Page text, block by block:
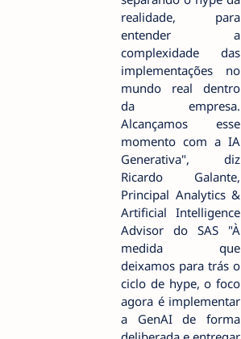
realidade, para
entender a
complexidade das
implementações no
mundo real dentro
da empresa.
Alcançamos esse
momento com a IA
Generativa", diz
Ricardo Galante,
Principal Analytics &
Artificial Intelligence
Advisor do SAS "À
medida que
deixamos para trás o
ciclo de hype, o foco
agora é implementar
a GenAI de forma